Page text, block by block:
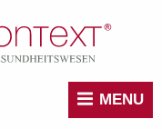
MENU